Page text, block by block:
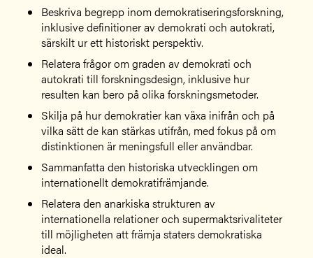
Beskriva begrepp inom demokratiseringsforskning,
inklusive definitioner av demokrati och autokrati,
särskilt ur ett historiskt perspektiv.
Relatera frågor om graden av demokrati och
autokrati till forskningsdesign, inklusive hur
resulten kan bero på olika forskningsmetoder.
Skilja på hur demokratier kan växa inifrån och på
vilka sätt de kan stärkas utifrån, med fokus på om
distinktionen är meningsfull eller användbar.
Sammanfatta den historiska utvecklingen om
internationellt demokratifrämjande.
Relatera den anarkiska strukturen av
internationella relationer och supermaktsrivaliteter
till möjligheten att främja staters demokratiska
ideal.